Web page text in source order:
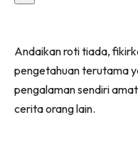
Andaikan roti tiada,
pengetahuan terutama
pengalaman sendiri
cerita orang lain.